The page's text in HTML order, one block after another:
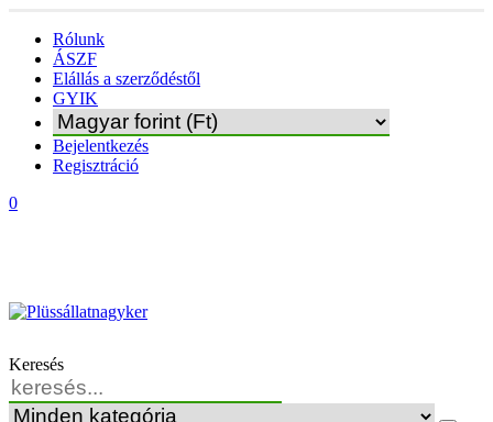
Rólunk
ÁSZF
Elállás a szerződéstől
GYIK
Bejelentkezés
Regisztráció
0
Keresés